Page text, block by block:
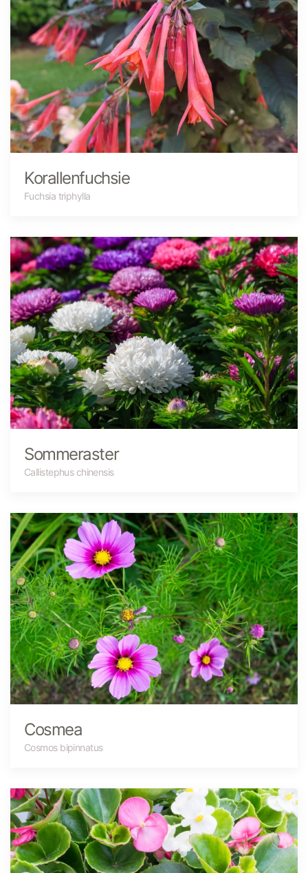
Korallenfuchsie
Fuchsia triphylla
Sommeraster
Callistephus chinensis
Cosmea
Cosmos bipinnatus